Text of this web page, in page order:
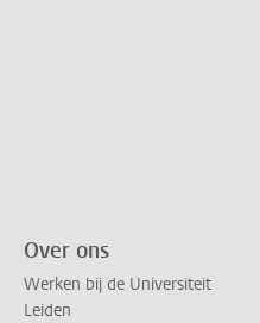
Over ons
Werken bij de Universiteit
Leiden